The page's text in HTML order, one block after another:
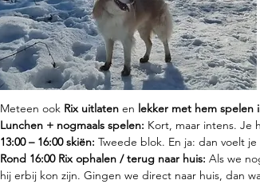
Meteen ook Rix uitlaten en lekker met hem spelen
Lunchen + nogmaals spelen: Kort, maar intens. Je
13:00 – 16:00 skiën: Tweede blok. En ja: dan voelt
Rond 16:00 Rix ophalen / terug naar huis: Als we
hij erbij kon zijn. Gingen we direct naar huis, dan